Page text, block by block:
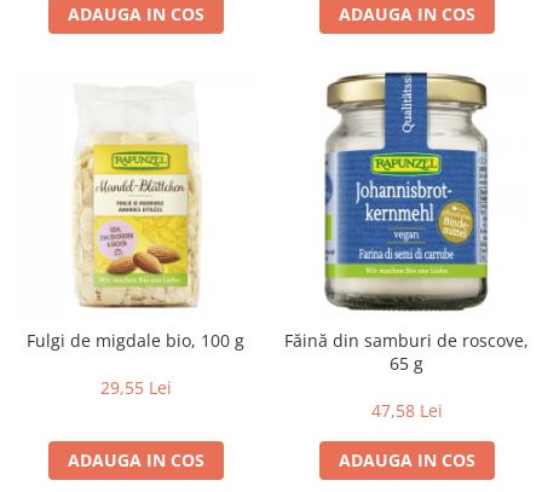
ADAUGA IN COS ADAUGA IN COS
Fulgi de migdale bio, 100 g
29,55 Lei
ADAUGA IN COS
Făină din samburi de roscove,
65 g
47,58 Lei
ADAUGA IN COS